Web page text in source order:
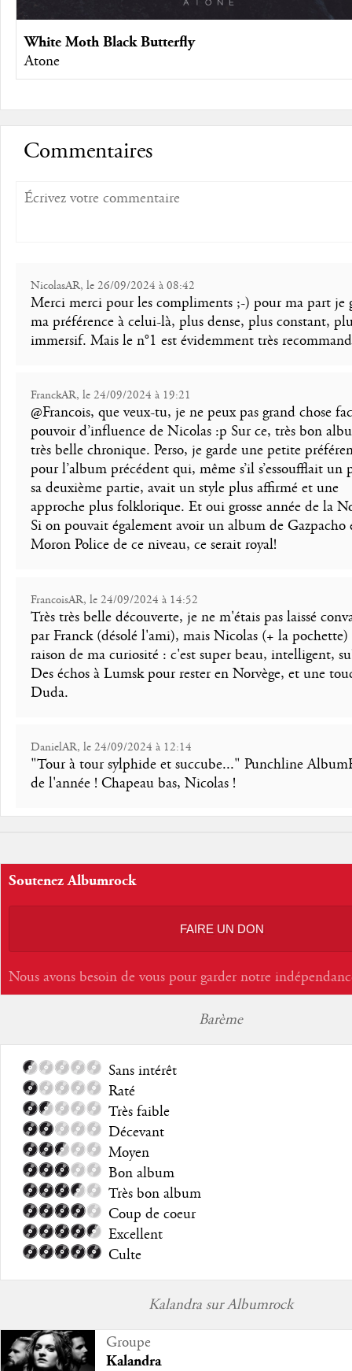
White Moth Black Butterfly
Atone
Commentaires
NicolasAR, le 26/09/2024 à 08:42
Merci merci pour les compliments ;-) pour ma part je
ma préférence à celui-là, plus dense, plus constant,
immersif. Mais le n°1 est évidemment très
FranckAR, le 24/09/2024 à 19:21
@Francois, que veux-tu, je ne peux pas grand chose
pouvoir d’influence de Nicolas :p Sur ce, très bon
très belle chronique. Perso, je garde une petite
pour l’album précédent qui, même s’il s’essoufflait un
sa deuxième partie, avait un style plus affirmé et une
approche plus folklorique. Et oui grosse année de la
Si on pouvait également avoir un album de Gazpacho
Moron Police de ce niveau, ce serait royal!
FrancoisAR, le 24/09/2024 à 14:52
Très très belle découverte, je ne m'étais pas laissé
par Franck (désolé l'ami), mais Nicolas (+ la
raison de ma curiosité : c'est super beau, intelligent,
Des échos à Lumsk pour rester en Norvège, et une
Duda.
DanielAR, le 24/09/2024 à 12:14
"Tour à tour sylphide et succube..." Punchline
de l'année ! Chapeau bas, Nicolas !
Soutenez Albumrock
FAIRE UN DON
Nous avons besoin de vous pour garder notre
Barème
Sans intérêt
Raté
Très faible
Décevant
Moyen
Bon album
Très bon album
Coup de coeur
Excellent
Culte
Kalandra sur Albumrock
Groupe
Kalandra